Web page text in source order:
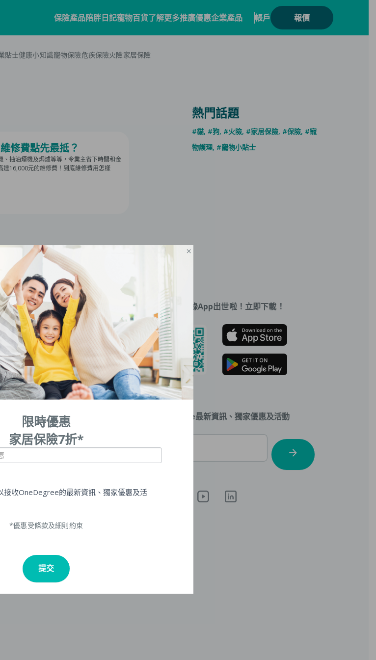
保險產品陪胖日記寵物百貨了解更多推廣優惠
保險優惠總覽
企業產品
數字資產保險
帳戶 報價
貼士健康小知識寵物保險危疾保險火險家居保險
修費點先最抵？
抽油煙機及焗爐等等，令業主省下時間和金
16,000元的維修費！到底維修費用怎樣
熱門話題
#貓, #狗, #火險, #家居保險, #保險, #寵
物護理, #寵物小貼士
陪胖日記
關於陪胖日記App
立即下載
Pawbook Tag
本地毛孩健康記錄App出世啦！立即下載！
訂閱OneDegree最新資訊、獨家優惠及活動
Subscription
電郵地址
限時優惠
家居保險7折*
接收OneDegree的最新資訊、獨家優惠及活
*優惠受條款及細則約束
提交
×